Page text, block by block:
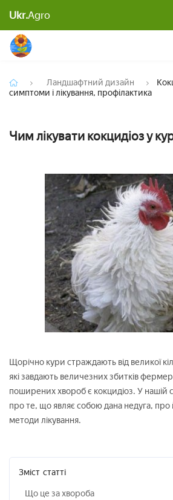
Ukr.Agroпрофілактика
Ландшафтний дизайн
симптоми і лікування, профілактика
Чим лікувати кокцидіоз у
Щорічно кури страждають від великої
які завдають величезних збитків
поширених хвороб є кокцидіоз. У нашій
про те, що являє собою дана недуга, про
методи лікування.
Зміст статті
Що це за хвороба